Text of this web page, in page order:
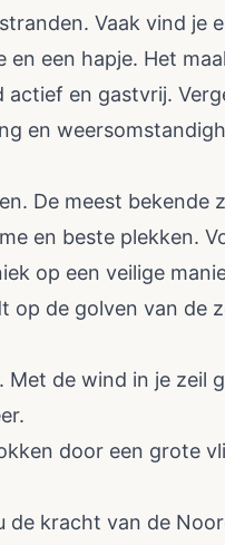
Vaak vind je
een hapje. Het
en gastvrij.
en
De meest bekende
en beste plekken.
op een veilige
op de golven van de
de wind in je zeil
door een grote
de kracht van de